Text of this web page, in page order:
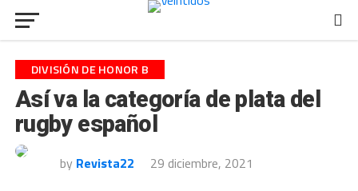
DIVISIÓN DE HONOR B
Así va la categoría de plata del
rugby español
by Revista22 29 diciembre, 2021